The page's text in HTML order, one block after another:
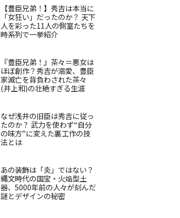
【豊臣兄弟！】秀吉は本当に
「女狂い」だったのか？ 天下
人を彩った11人の側室たちを
時系列で一挙紹介
『豊臣兄弟！』茶々＝悪女は
ほぼ創作？秀吉が溺愛、豊臣
家滅亡を背負わされた茶々
(井上和)の壮絶すぎる生涯
なぜ浅井の旧臣は秀吉に従っ
たのか？ 武力を使わず“自分
の味方”に変えた裏工作の技
法とは
あの装飾は「炎」ではない？
縄文時代の国宝・火焔型土
器、5000年前の人々が刻んだ
謎とデザインの秘密